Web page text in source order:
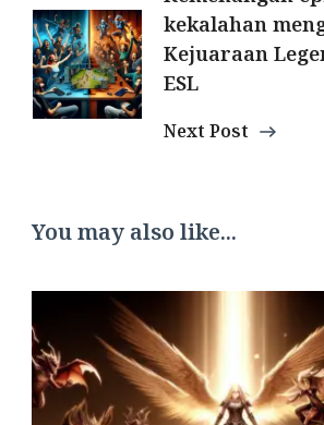
kekalahan
Kejuaraan
ESL
Next Post
You may also like...